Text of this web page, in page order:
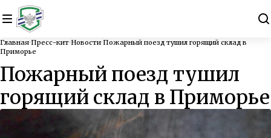
Главная Пресс-кит Новости Пожарный поезд тушил горящий склад в
Приморье
Пожарный поезд тушил
горящий склад в Приморье